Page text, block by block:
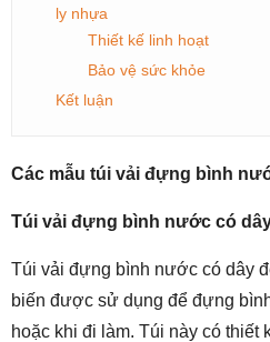
ly nhựa
Thiết kế linh hoạt
Bảo vệ sức khỏe
Kết luận
Các mẫu túi vải đựng bình
Túi vải đựng bình nước có
Túi vải đựng bình nước có dây
biến được sử dụng để đựng
hoặc khi đi làm. Túi này có thiết